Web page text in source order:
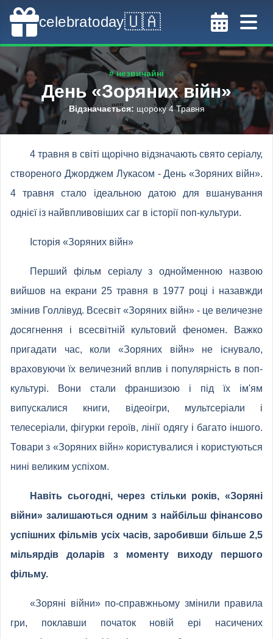
celebratoday🇺🇦
# незвичайні
День «Зоряних війн»
Відзначається: щороку 4 Травня
4 травня в світі щорічно відзначають свято серіалу,
створеного Джорджем Лукасом - День «Зоряних війн».
4 травня стало ідеальною датою для вшанування
однієї із найвпливовіших саг в історії поп-культури.
Історія «Зоряних війн»
Перший фільм серіалу з однойменною назвою
вийшов на екрани 25 травня в 1977 році і назавжди
змінив Голлівуд. Всесвіт «Зоряних війн» - це величезне
досягнення і всесвітній культовий феномен. Важко
пригадати час, коли «Зоряних війн» не існувало,
враховуючи їх величезний вплив і популярність в поп-
культурі. Вони стали франшизою і під їх ім'ям
випускалися книги, відеоігри, мультсеріали і
телесеріали, фігурки героїв, лінії одягу і багато іншого.
Товари з «Зоряних війн» користувалися і користуються
нині великим успіхом.
Навіть сьогодні, через стільки років, «Зоряні
війни» залишаються одним з найбільш фінансово
успішних фільмів усіх часів, заробивши більше 2,5
мільярдів доларів з моменту виходу першого
фільму.
«Зоряні війни» по-справжньому змінили правила
гри, поклавши початок новій ері насичених